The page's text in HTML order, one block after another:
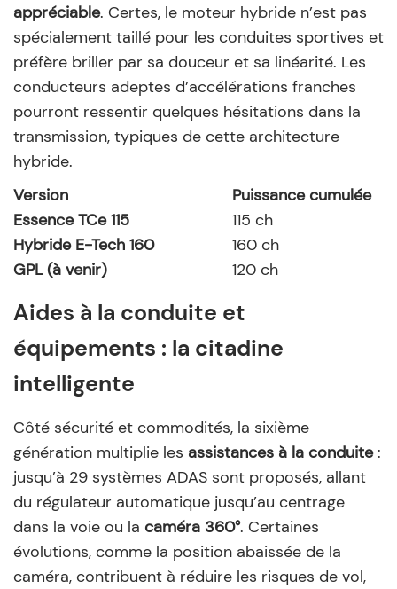
appréciable. Certes, le moteur hybride n’est pas
spécialement taillé pour les conduites sportives et
préfère briller par sa douceur et sa linéarité. Les
conducteurs adeptes d’accélérations franches
pourront ressentir quelques hésitations dans la
transmission, typiques de cette architecture
hybride.
Version
Puissance cumulée
Essence TCe 115
115 ch
Hybride E-Tech 160
160 ch
GPL (à venir)
120 ch
Aides à la conduite et
équipements : la citadine
intelligente
Côté sécurité et commodités, la sixième
génération multiplie les assistances à la conduite:
jusqu’à 29 systèmes ADAS sont proposés, allant
du régulateur automatique jusqu’au centrage
dans la voie ou la caméra 360°. Certaines
évolutions, comme la position abaissée de la
caméra, contribuent à réduire les risques de vol,